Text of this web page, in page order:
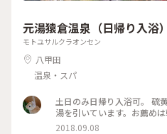
元湯猿倉温泉（日帰り入浴）
モトユサルクラオンセン
八甲田
温泉・スパ
土日のみ日帰り入浴可。 硫
湯を引いています。お薦め
2018.09.08